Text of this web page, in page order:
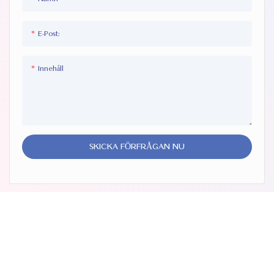
E-Post:
Innehåll
SKICKA FÖRFRÅGAN NU